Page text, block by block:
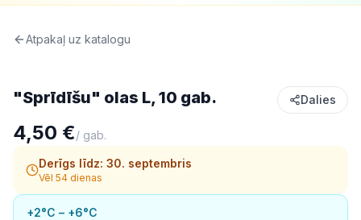
Atpakaļ uz katalogu
"Sprīdīšu" olas L, 10 gab. Dalies
4,50 €/ gab.
Derīgs līdz: 30. septembris
Vēl 54 dienas
+2°C – +6°C